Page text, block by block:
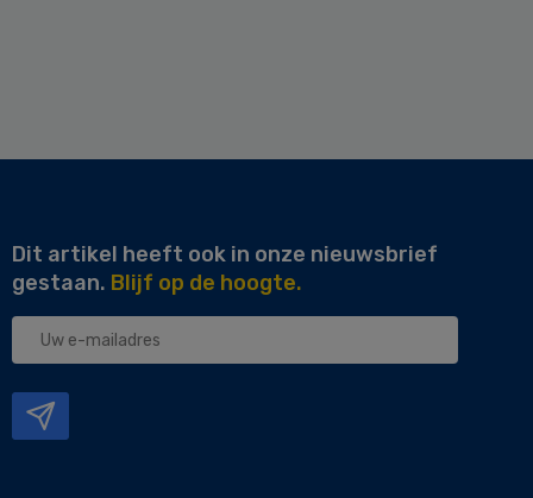
Dit artikel heeft ook in onze nieuwsbrief
gestaan. Blijf op de hoogte.
Uw